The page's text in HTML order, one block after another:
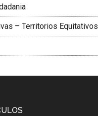
– Territorios Equitativos